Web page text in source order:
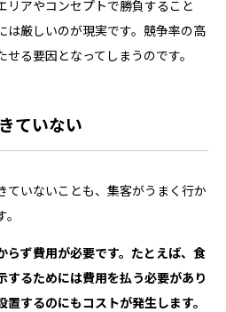
リアやコンセプトで勝負すること
は厳しいのが現実です。競争率の高
る要因となってしまうのです。
ていない
ていないことも、集客がうまく行か
らず費用が必要です。たとえば、食
するためには費用を払う必要があり
するのにもコストが発生します。